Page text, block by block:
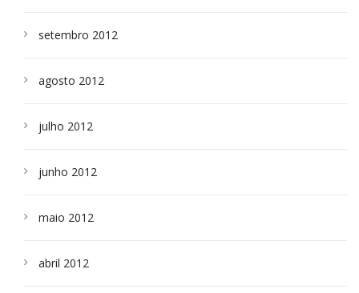
setembro 2012
agosto 2012
julho 2012
junho 2012
maio 2012
abril 2012